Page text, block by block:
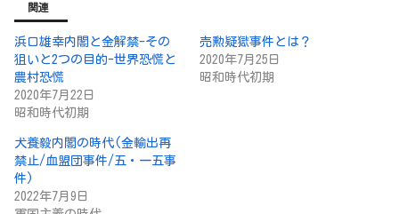
関連
浜口雄幸内閣と金解禁-その
狙いと2つの目的-世界恐慌と
農村恐慌
2020年7月22日
昭和時代初期
売勲疑獄事件とは？
2020年7月25日
昭和時代初期
犬養毅内閣の時代(金輸出再
禁止/血盟団事件/五・一五事
件)
2022年7月9日